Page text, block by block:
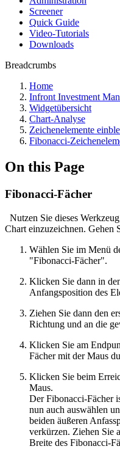
Screener
Quick Guide
Video-Tutorials
Downloads
Breadcrumbs
Home
Infront Investment
Widgetübersicht
Chart-Analyse
Zeichenelemente
Fibonacci-
On this Page
Fibonacci-Fächer
Nutzen Sie dieses
Chart einzuzeichnen. Gehen
Wählen Sie im Menü
"Fibonacci-Fächer".
Klicken Sie dann in
Anfangsposition des
Ziehen Sie dann den
Richtung und an die
Klicken Sie am
Fächer mit der Maus
Klicken Sie beim
Maus.
Der Fibonacci-Fächer
nun auch auswählen
beiden äußeren
verkürzen. Ziehen Sie
Breite des Fibonacci-